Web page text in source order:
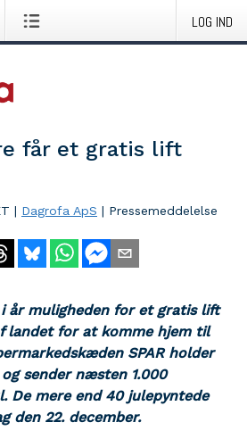
LOG IND
får et gratis lift
| Dagrofa ApS | Pressemeddelelse
år muligheden for et gratis lift
landet for at komme hjem til
SPAR holder
sender næsten 1.000
De mere end 40 julepyntede
den 22. december.